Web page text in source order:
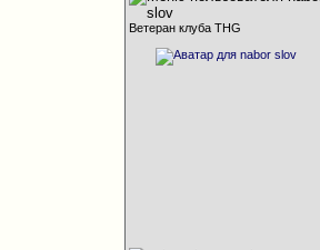
Ветеран клуба THG